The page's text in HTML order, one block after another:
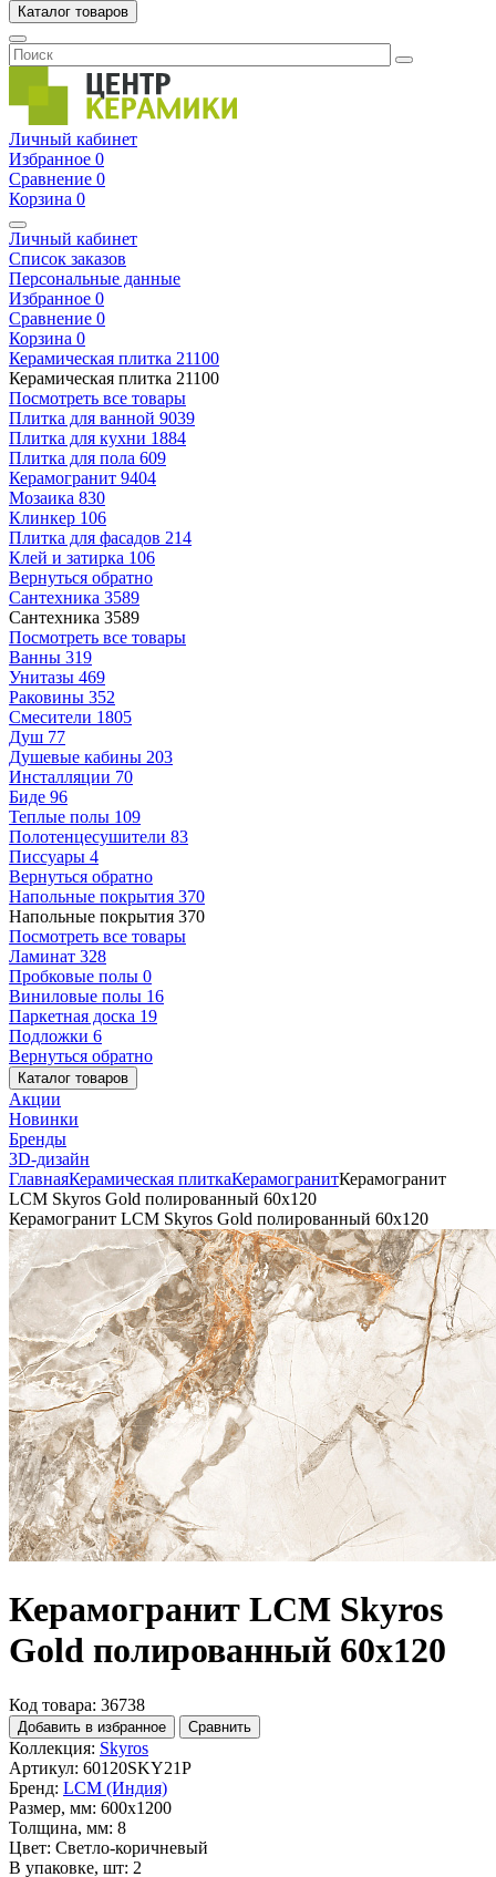
Каталог товаров
Личный кабинет
Избранное 0
Сравнение 0
Корзина 0
Личный кабинет
Список заказов
Персональные данные
Избранное 0
Сравнение 0
Корзина 0
Керамическая плитка 21100
Керамическая плитка 21100
Посмотреть все товары
Плитка для ванной 9039
Плитка для кухни 1884
Плитка для пола 609
Керамогранит 9404
Мозаика 830
Клинкер 106
Плитка для фасадов 214
Клей и затирка 106
Вернуться обратно
Сантехника 3589
Сантехника 3589
Посмотреть все товары
Ванны 319
Унитазы 469
Раковины 352
Смесители 1805
Душ 77
Душевые кабины 203
Инсталляции 70
Биде 96
Теплые полы 109
Полотенцесушители 83
Писсуары 4
Вернуться обратно
Напольные покрытия 370
Напольные покрытия 370
Посмотреть все товары
Ламинат 328
Пробковые полы 0
Виниловые полы 16
Паркетная доска 19
Подложки 6
Вернуться обратно
Каталог товаров
Акции
Новинки
Бренды
3D-дизайн
ГлавнаяКерамическая плиткаКерамогранитКерамогранит
LCM Skyros Gold полированный 60x120
Керамогранит LCM Skyros Gold полированный 60x120
Керамогранит LCM Skyros
Gold полированный 60x120
Код товара: 36738
Добавить в избранное Сравнить
Коллекция: Skyros
Артикул: 60120SKY21P
Бренд: LCM (Индия)
Размер, мм: 600x1200
Толщина, мм: 8
Цвет: Светло-коричневый
В упаковке, шт: 2